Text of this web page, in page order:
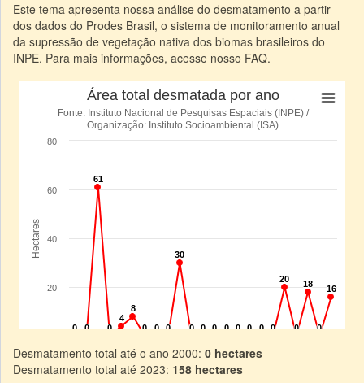
Este tema apresenta nossa análise do desmatamento a partir
dos dados do Prodes Brasil, o sistema de monitoramento anual
da supressão de vegetação nativa dos biomas brasileiros do
INPE. Para mais informações, acesse nosso FAQ.
Desmatamento total até o ano 2000: 0 hectares
Desmatamento total até 2023: 158 hectares